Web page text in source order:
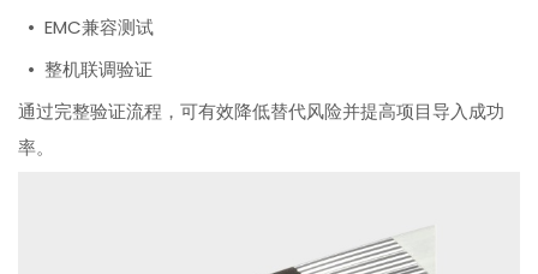
• EMC兼容测试
• 整机联调验证
通过完整验证流程，可有效降低替代风险并提高项目导入成功
率。